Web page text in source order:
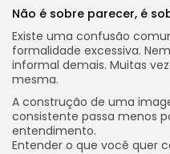
Não é sobre parecer, é
Existe uma confusão
formalidade excessiva.
informal demais. Muitas
mesma.
A construção de uma
consistente passa menos
entendimento.
Entender o que você quer